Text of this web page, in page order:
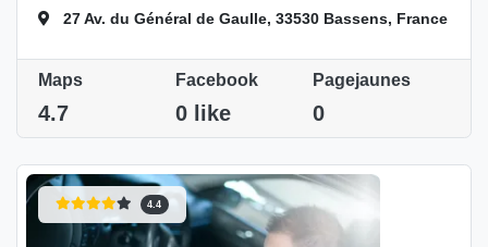
27 Av. du Général de Gaulle, 33530 Bassens, France
Maps
4.7
Facebook
0 like
Pagejaunes
0
4.4